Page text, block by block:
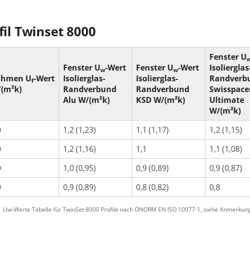
Twinset 8000
Uf-Wert
Fenster Uw-Wert
Isolierglas-
Randverbund
Alu W/(m²k)
Fenster Uw-Wert
Isolierglas-
Randverbund
KSD W/(m²k)
Fenster U
Ultimate
W/(m²k)
1,2 (1,23) 1,1 (1,17)
1,2 (1,15)
1,2 (1,16) 1,1
1,1 (1,08)
1,0 (0,95) 0,9 (0,89)
0,9 (0,87)
0,9 (0,89) 0,8 (0,82) 0,8
Uw-Werte Tabelle für TwinSet 8000 Profile nach ÖNORM EN ISO 10077-1, siehe